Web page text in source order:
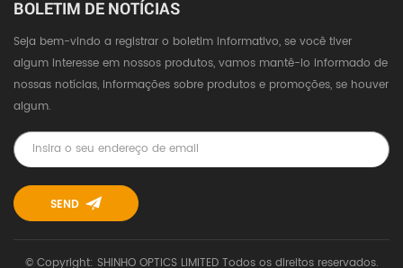
BOLETIM DE NOTÍCIAS
Seja bem-vindo a registrar o boletim informativo, se você tiver
algum interesse em nossos produtos, vamos mantê-lo informado de
nossas notícias, informações sobre produtos e promoções, se houver
algum.
© Copyright: SHINHO OPTICS LIMITED Todos os direitos reservados.